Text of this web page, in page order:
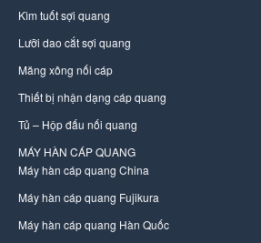
Kìm tuốt sợi quang
Lưỡi dao cắt sợi quang
Măng xông nối cáp
Thiết bị nhận dạng cáp quang
Tủ – Hộp đấu nối quang
MÁY HÀN CÁP QUANG
Máy hàn cáp quang China
Máy hàn cáp quang Fujikura
Máy hàn cáp quang Hàn Quốc